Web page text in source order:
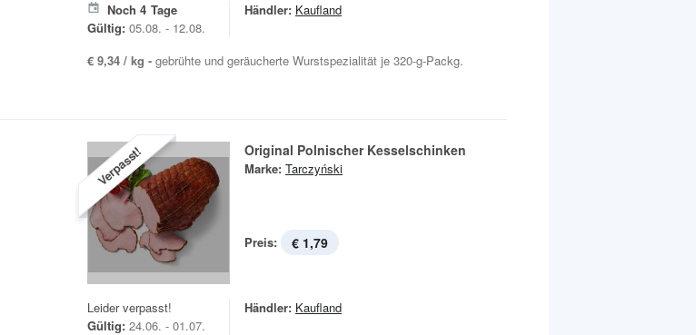
Noch 4 Tage
Gültig: 05.08. - 12.08.
Händler: Kaufland
€ 9,34 / kg - gebrühte und geräucherte Wurstspezialität je 320-g-Packg.
Verpasst! Original Polnischer Kesselschinken
Marke: Tarczyński
Preis: € 1,79
Leider verpasst!
Gültig: 24.06. - 01.07.
Händler: Kaufland